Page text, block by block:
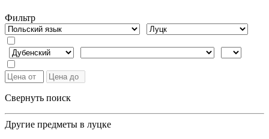
Фильтр
Свернуть поиск
Другие предметы в луцке